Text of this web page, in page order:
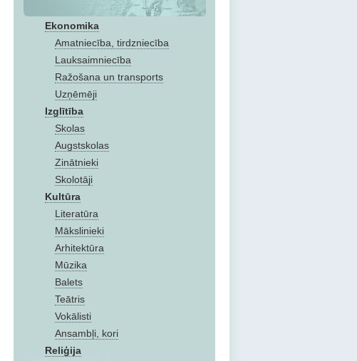
Ekonomika
Amatniecība, tirdzniecība
Lauksaimniecība
Ražošana un transports
Uzņēmēji
Izglītība
Skolas
Augstskolas
Zinātnieki
Skolotāji
Kultūra
Literatūra
Mākslinieki
Arhitektūra
Mūzika
Balets
Teātris
Vokālisti
Ansambļi, kori
Reliģija